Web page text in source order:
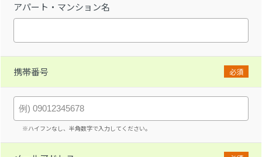
アパート・マンション名
携帯番号 必須
※ハイフンなし、半角数字で入力してください。